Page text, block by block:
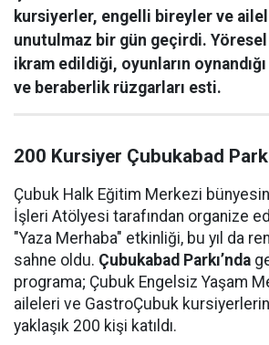
kursiyerler, engelli bireyler ve
unutulmaz bir gün geçirdi.
ikram edildiği, oyunların
ve beraberlik rüzgarları esti.
200 Kursiyer Çubukabad
Çubuk Halk Eğitim Merkezi
İşleri Atölyesi tarafından organize
"Yaza Merhaba" etkinliği, bu yıl da
sahne oldu. Çubukabad Parkı’nda
programa; Çubuk Engelsiz Yaşam
aileleri ve GastroÇubuk
yaklaşık 200 kişi katıldı.